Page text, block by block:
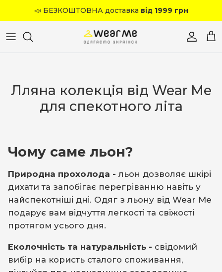
📣 БЕЗКОШТОВНА доставка від 1999 грн
Лляна колекція від Wear Me
для спекотного літа
Чому саме льон?
Природна прохолода -льон дозволяє шкірі
дихати та запобігає перегріванню навіть у
найспекотніші дні. Одяг з льону від Wear Me
подарує вам відчуття легкості та свіжості
протягом усього дня.
Еколочність та натуральність - свідомий
вибір на користь сталого споживання,